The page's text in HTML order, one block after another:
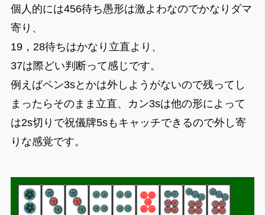
個人的には456待ち愚形は激よわなのでかなりダマ
寄り、
19，28待ちはかなり立直より、
37は際どい判断って感じです。
例えばペン3sとかは外しようがないので残ってし
まったらそのまま立直、カン3sは他の形によって
は2s切りで祝儀牌5sもキャッチできるので外し寄
りな感覚です。